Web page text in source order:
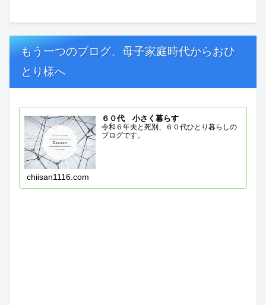
もう一つのブログ、母子家庭時代からおひ
とり様へ
６０代 小さく暮らす
令和６年夫と死別、６０代ひとり暮らしの
ブログです。
chiisan1116.com